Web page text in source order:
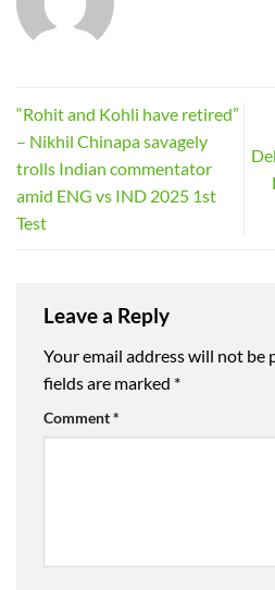
“Rohit and Kohli have retired”
– Nikhil Chinapa savagely
trolls Indian commentator
amid ENG vs IND 2025 1st
Test
Leave a Reply
Your email address will not be
fields are marked *
Comment*